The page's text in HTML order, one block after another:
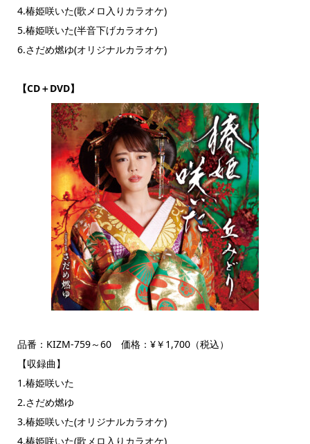
4.椿姫咲いた(歌メロ入りカラオケ)
5.椿姫咲いた(半音下げカラオケ)
6.さだめ燃ゆ(オリジナルカラオケ)
【CD＋DVD】
品番：KIZM-759～60 価格：¥￥1,700（税込）
【収録曲】
1.椿姫咲いた
2.さだめ燃ゆ
3.椿姫咲いた(オリジナルカラオケ)
4.椿姫咲いた(歌メロ入りカラオケ)